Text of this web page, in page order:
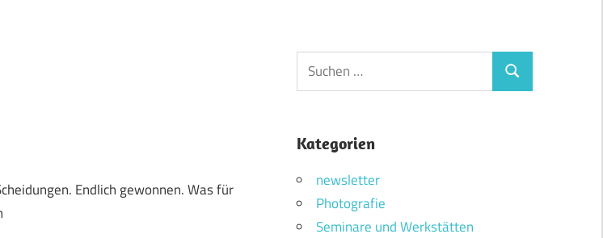
Endlich gewonnen. Was für
Suchen
nach:
Suchen
Kategorien
newsletter
Photografie
Seminare und Werkstätten